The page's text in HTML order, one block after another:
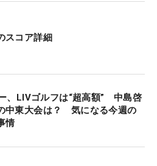
スコア詳細
、LIVゴルフは“超高額” 中島啓
中東大会は？ 気になる今週の
情